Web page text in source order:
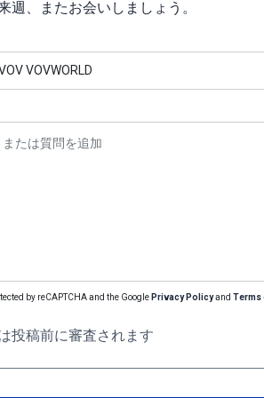
週、またお会いしましょう。
VOVWORLD
by reCAPTCHA and the Google Privacy Policyand Terms
投稿前に審査されます